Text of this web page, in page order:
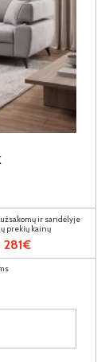
ir sandėlyje
prekių kainų
281€